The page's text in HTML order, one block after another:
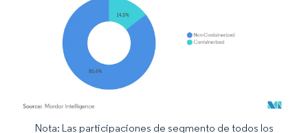
Nota: Las participaciones de segmento de todos los